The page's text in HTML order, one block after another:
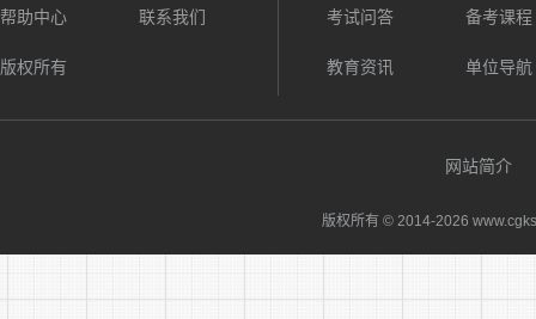
2、拟
3、聘
相关事宜的
帮助中心 联系我们
版权所有
考试问答 备考课程
教育资讯 单位导航
网站简介
版权所有 © 2014-2026